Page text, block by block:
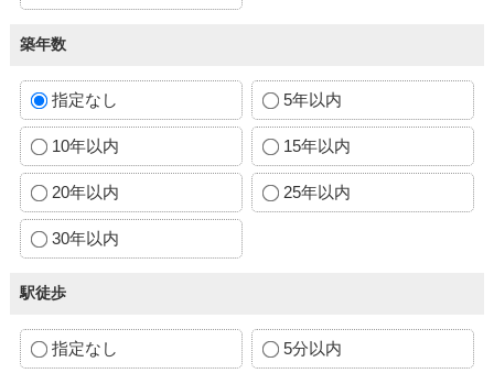
築年数
指定なし 5年以内
10年以内 15年以内
20年以内 25年以内
30年以内
駅徒歩
指定なし 5分以内